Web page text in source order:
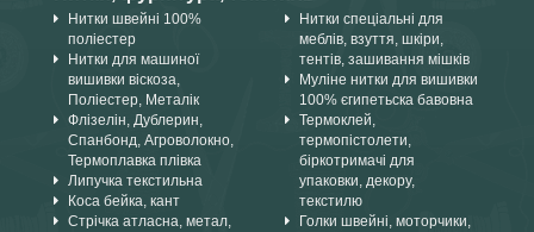
Нитки швейні 100%
поліестер
Нитки для машиної
вишивки віскоза,
Поліестер, Металік
Флізелін, Дублерин,
Спанбонд, Агроволокно,
Термоплавка плівка
Липучка текстильна
Коса бейка, кант
Стрічка атласна, метал,
Нитки спеціальні для
меблів, взуття, шкіри,
тентів, зашивання мішків
Муліне нитки для вишивки
100% єгипетьска бавовна
Термоклей,
термопістолети,
біркотримачі для
упаковки, декору,
текстилю
Голки швейні, моторчики,